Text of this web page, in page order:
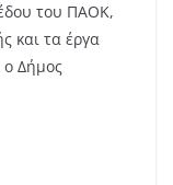
του ΠΑΟΚ,
και τα έργα
Δήμος